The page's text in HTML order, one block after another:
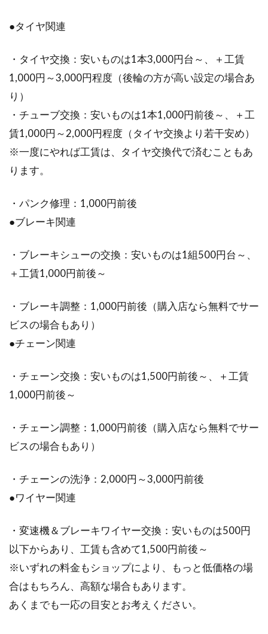
●タイヤ関連
・タイヤ交換：安いものは1本3,000円台～、＋工賃
1,000円～3,000円程度（後輪の方が高い設定の場合あ
り）
・チューブ交換：安いものは1本1,000円前後～、＋工
賃1,000円～2,000円程度（タイヤ交換より若干安め）
※一度にやれば工賃は、タイヤ交換代で済むこともあ
ります。
・パンク修理：1,000円前後
●ブレーキ関連
・ブレーキシューの交換：安いものは1組500円台～、
＋工賃1,000円前後～
・ブレーキ調整：1,000円前後（購入店なら無料でサー
ビスの場合もあり）
●チェーン関連
・チェーン交換：安いものは1,500円前後～、＋工賃
1,000円前後～
・チェーン調整：1,000円前後（購入店なら無料でサー
ビスの場合もあり）
・チェーンの洗浄：2,000円～3,000円前後
●ワイヤー関連
・変速機＆ブレーキワイヤー交換：安いものは500円
以下からあり、工賃も含めて1,500円前後～
※いずれの料金もショップにより、もっと低価格の場
合はもちろん、高額な場合もあります。
あくまでも一応の目安とお考えください。